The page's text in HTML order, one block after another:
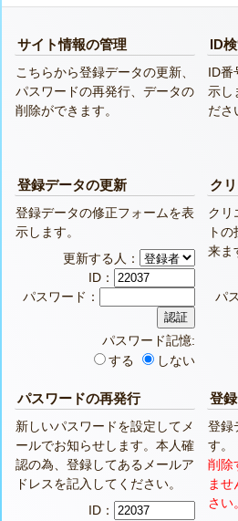
サイト情報の管理
こちらから登録データの更新、
パスワードの再発行、データの
削除ができます。
ID
ID番
示し
ださ
登録データの更新
登録データの修正フォームを表
示します。
更新する人：
ID：
パスワード：
パスワード記憶:
する
しない
ク
クリ
ト
来ま
パ
パスワードの再発行
新しいパスワードを設定してメ
ールでお知らせします。本人確
認の為、登録してあるメールア
ドレスを記入してください。
ID：
登
登録
す。
削除
ま
さい